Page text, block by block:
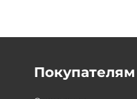
Покупателям